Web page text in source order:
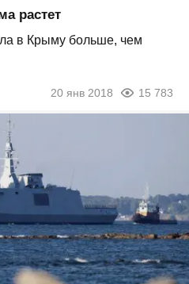
растет
в Крыму больше, чем
20 янв 2018 15 783